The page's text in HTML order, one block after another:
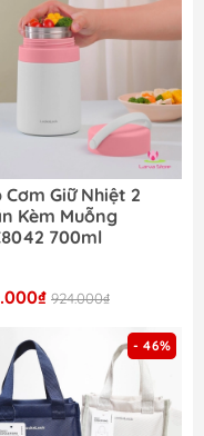
Cơm Giữ Nhiệt 2
Kèm Muỗng
700ml
924.000₫
- 46%